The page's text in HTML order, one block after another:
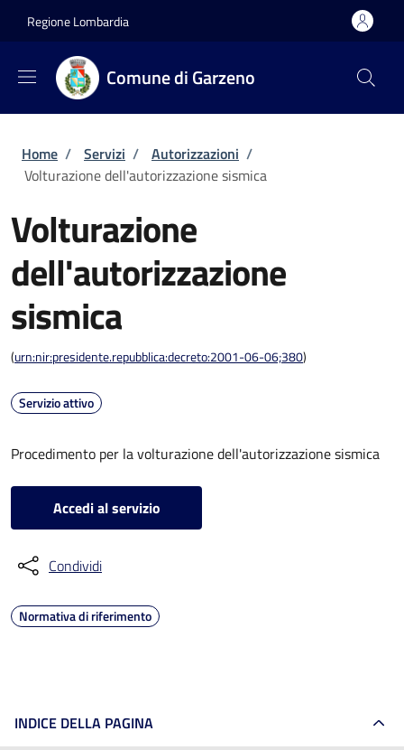
Regione Lombardia
Comune di Garzeno
Briciole di pane
Home / Servizi / Autorizzazioni /
Volturazione dell'autorizzazione sismica
Volturazione
dell'autorizzazione
sismica
(urn:nir:presidente.repubblica:decreto:2001-06-06;380)
Servizio attivo
Procedimento per la volturazione dell'autorizzazione sismica
Accedi al servizio
Condividi
Normativa di riferimento
INDICE DELLA PAGINA